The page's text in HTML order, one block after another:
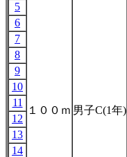
１００ｍ 男子C(1年)
5
6
7
8
9
10
11
12
13
14